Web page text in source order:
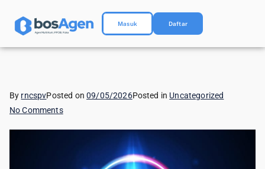
Masuk Daftar
By rncspvPosted on09/05/2026Posted in Uncategorized
No Comments